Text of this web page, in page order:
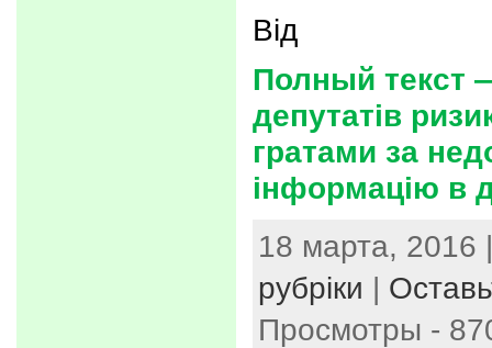
Від
Полный текст
депутатів
гратами за
інформацію в
18 марта, 2016
рубріки |
Просмотры -